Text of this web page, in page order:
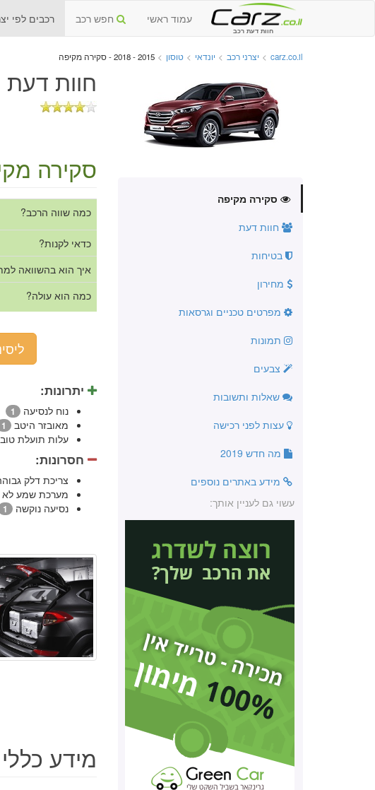
חוות דעת רכב
עמוד ראשי חפש רכב רכבים לפי
carz.co.il
> יצרני רכב > יונדאי > טוסון > 2015 - 2018 - סקירה מקיפה
חוות דעת
סקירה מקיפה
חוות דעת
בטיחות
מחירון
מפרטים טכניים וגרסאות
תמונות
צבעים
שאלות ותשובות
עצות לפני רכישה
מה חדש 2019
מידע באתרים נוספים
עשוי גם לעניין אותך:
סקירה
כמה שווה הרכב?
כדאי לקנות?
איך הוא בהשוואה
כמה הוא עולה?
יתרונות:
נוח לנסיעה 1
מאובזר היטב 1
עלות תועלת
חסרונות:
צריכת דלק
מערכת שמע
נסיעה נוקשה 1
מידע כללי יונדאי